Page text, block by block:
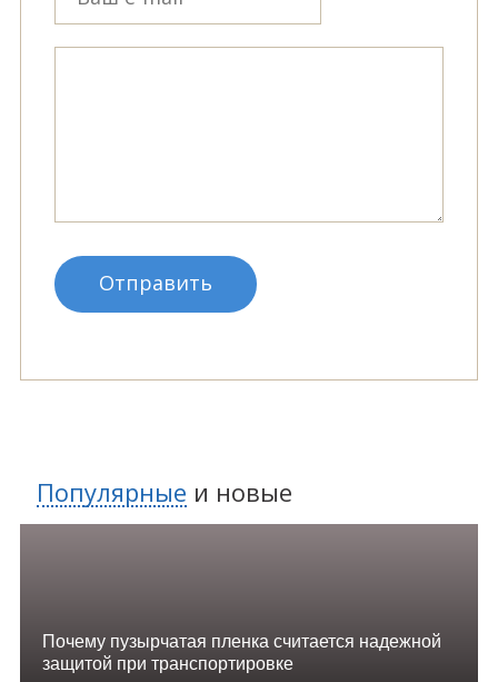
Популярные и новые
Почему пузырчатая пленка считается надежной
защитой при транспортировке